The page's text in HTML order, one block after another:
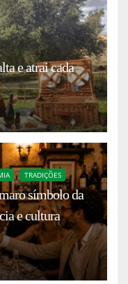
e atrai cada
TRADIÇÕES
símbolo da
e cultura